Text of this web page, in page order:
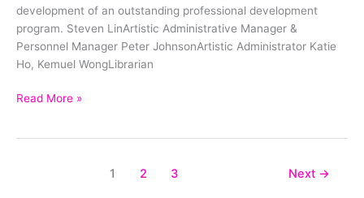
development of an outstanding professional development
program. Steven LinArtistic Administrative Manager &
Personnel Manager Peter JohnsonArtistic Administrator Katie
Ho, Kemuel WongLibrarian
Read More »
1 2 3 Next →